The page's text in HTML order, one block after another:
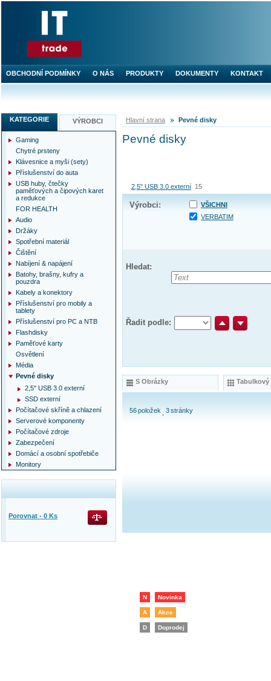
Hlavní strana Pevné disky
Pevné disky
2,5" USB 3.0 externí 15
Výrobci:
VŠICHNI
VERBATIM
Hledat:
Řadit podle:
S Obrázky Tabulkový
56položek 3stránky
N Novinka
A Akce
D Doprodej
KATEGORIE VÝROBCI
Gaming
Chytré prsteny
Klávesnice a myši (sety)
Příslušenství do auta
USB huby, čtečky
paměťových a čipových karet
a redukce
FOR HEALTH
Audio
Držáky
Spotřební materiál
Čištění
Nabíjení & napájení
Batohy, brašny, kufry a
pouzdra
Kabely a konektory
Příslušenství pro mobily a
tablety
Příslušenství pro PC a NTB
Flashdisky
Paměťové karty
Osvětlení
Média
Pevné disky
2,5" USB 3.0 externí
SSD externí
Počítačové skříně a chlazení
Serverové komponenty
Počítačové zdroje
Zabezpečení
Domácí a osobní spotřebiče
Monitory
Porovnat - 0 Ks
OBCHODNÍ PODMÍNKY O NÁS PRODUKTY DOKUMENTY KONTAKT